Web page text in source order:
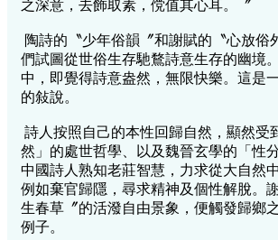
之深意，去飾取素，傥值其心耳。〞
陶詩的〝少年俗韻〞和謝賦的〝心放俗
們試圖從世俗生存馳鶩詩意生存的幽境
中，即覺得詩意盎然，無限快樂。這是
的敍說。
詩人按照自己的本性回歸自然，顯然受
然」的處世哲學、以及魏晉玄學的「性
中國詩人熟知老莊智慧，力求從大自然
例如棄官歸隱，尋求精神及個性解脫。
生春草〞的活潑自由景象，便觸發歸鄉
例子。